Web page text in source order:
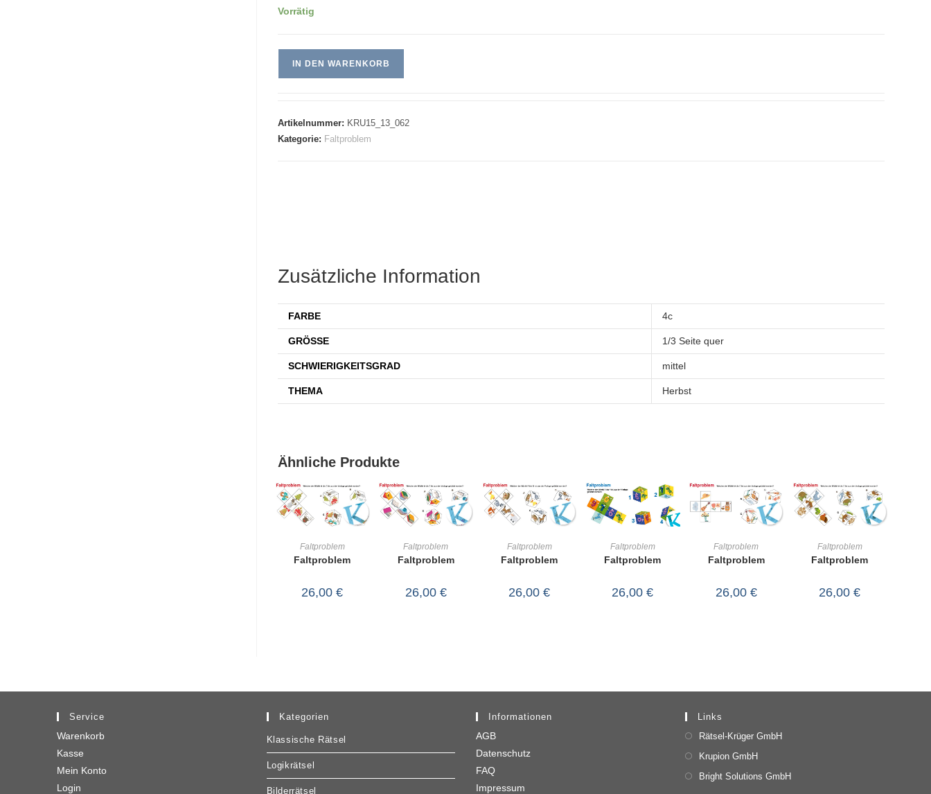
Vorrätig
IN DEN WARENKORB
Artikelnummer: KRU15_13_062
Kategorie: Faltproblem
Zusätzliche Information
FARBE 4c
GRÖSSE 1/3 Seite quer
SCHWIERIGKEITSGRAD mittel
THEMA Herbst
Ähnliche Produkte
WARENKORB
Faltproblem
Faltproblem
26,00€
WARENKORB
Faltproblem
Faltproblem
26,00 €
WARENKORB
Faltproblem
Faltproblem
26,00 €
WARENKORB
Faltproblem
Faltproblem
26,00€
WARENKORB
Faltproblem
Faltproblem
26,00 €
WARENKORB
Faltproblem
Faltproblem
26,00€
Service
Warenkorb
Kasse
Mein Konto
Login
Kategorien
Klassische Rätsel
Logikrätsel
Bilderrätsel
Informationen
AGB
Datenschutz
FAQ
Impressum
Links
Rätsel-Krüger GmbH
Krupion GmbH
Bright Solutions GmbH